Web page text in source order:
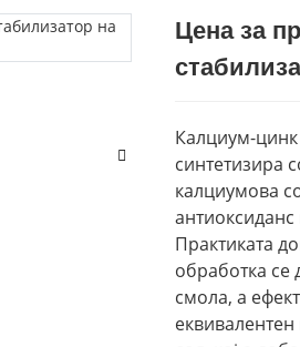
Цена за
Калциум-цинк
синтетизира
калциумова
Практиката
обработка се
смола, а